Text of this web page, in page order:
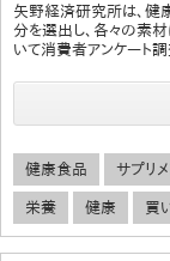
矢野経済研究所は、健
分を選出し、各々の素
いて消費者アンケート
健康食品 サプリメ
栄養 健康 買